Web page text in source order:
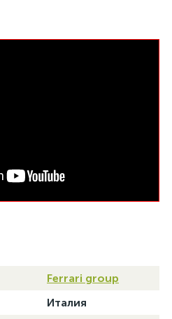
Ferrari group
Италия